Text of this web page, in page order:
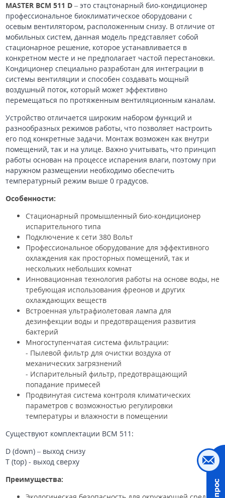
MASTER BCM 511 D – это стацтонарный био-кондиционер
профессиональное биоклиматическое оборудовани с
осевым вентилятором, расположенным снизу. В отличие от
мобильных систем, данная модель представляет собой
стационарное решение, которое устанавливается в
конкретном месте и не предполагает частой перестановки.
Кондиционер специально разработан для интеграции в
системы вентиляции и способен создавать мощный
воздушный поток, который может эффективно
перемещаться по протяженным вентиляционным каналам.
Устройство отличается широким набором функций и
разнообразных режимов работы, что позволяет настроить
его под конкретные задачи. Монтаж возможен как внутри
помещений, так и на улице. Важно учитывать, что принцип
работы основан на процессе испарения влаги, поэтому при
наружном размещении необходимо обеспечить
температурный режим выше 0 градусов.
Особенности:
Стационарный промышленный био-кондиционер
испарительного типа
Подключение к сети 380 Вольт
Профессиональное оборудование для эффективного
охлаждения как просторных помещений, так и
нескольких небольших комнат
Инновационная технология работы на основе воды, не
требующая использования фреонов и других
охлаждающих веществ
Встроенная ультрафиолетовая лампа для
дезинфекции воды и предотвращения развития
бактерий
Многоступенчатая система фильтрации:
- Пылевой фильтр для очистки воздуха от
механических загрязнений
- Испарительный фильтр, предотвращающий
попадание примесей
Продвинутая система контроля климатических
параметров с возможностью регулировки
температуры и влажности в помещении
Существуют комплектации BCM 511:
D (down) – выход снизу
T (top) - выход сверху
Преимущества: